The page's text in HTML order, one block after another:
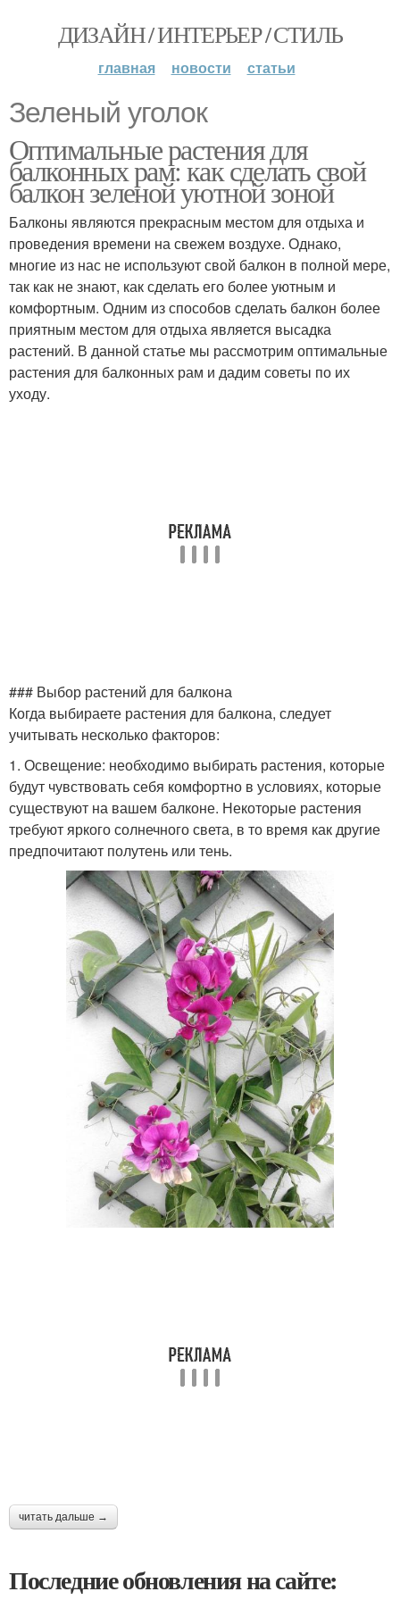
ДИЗАЙН / ИНТЕРЬЕР / СТИЛЬ
главная новости статьи
Зеленый уголок
Оптимальные растения для
балконных рам: как сделать свой
балкон зеленой уютной зоной
Балконы являются прекрасным местом для отдыха и
проведения времени на свежем воздухе. Однако,
многие из нас не используют свой балкон в полной мере,
так как не знают, как сделать его более уютным и
комфортным. Одним из способов сделать балкон более
приятным местом для отдыха является высадка
растений. В данной статье мы рассмотрим оптимальные
растения для балконных рам и дадим советы по их
уходу.
### Выбор растений для балкона
Когда выбираете растения для балкона, следует
учитывать несколько факторов:
1. Освещение: необходимо выбирать растения, которые
будут чувствовать себя комфортно в условиях, которые
существуют на вашем балконе. Некоторые растения
требуют яркого солнечного света, в то время как другие
предпочитают полутень или тень.
читать дальше →
Последние обновления на сайте: